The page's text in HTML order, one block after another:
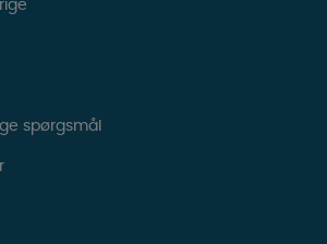
spørgsmål